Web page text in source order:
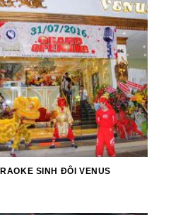
SINH ĐÔI VENUS